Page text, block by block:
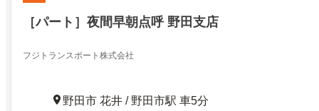
［パート］夜間早朝点呼 野田支店
フジトランスポート株式会社
野田市 花井 / 野田市駅 車5分